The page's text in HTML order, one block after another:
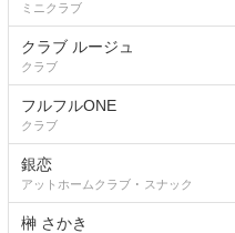
ミニクラブ
クラブ ルージュ
クラブ
フルフルONE
クラブ
銀恋
アットホームクラブ ･ スナック
榊 さかき